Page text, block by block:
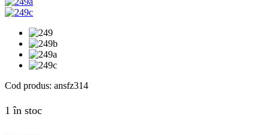
Cod produs: ansfz314
1 în stoc